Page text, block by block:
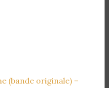
(bande originale) –